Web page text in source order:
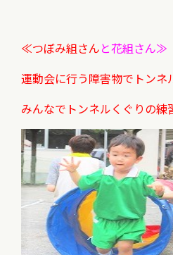
≪つぼみ組さんと花組さん≫
運動会に行う障害物でトンネ
みんなでトンネルくぐりの練